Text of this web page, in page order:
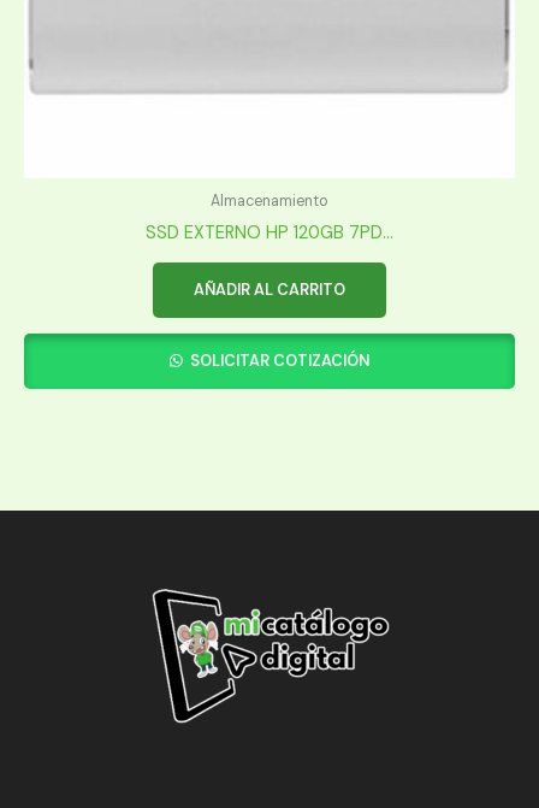
Almacenamiento
SSD EXTERNO HP 120GB 7PD...
AÑADIR AL CARRITO
SOLICITAR COTIZACIÓN